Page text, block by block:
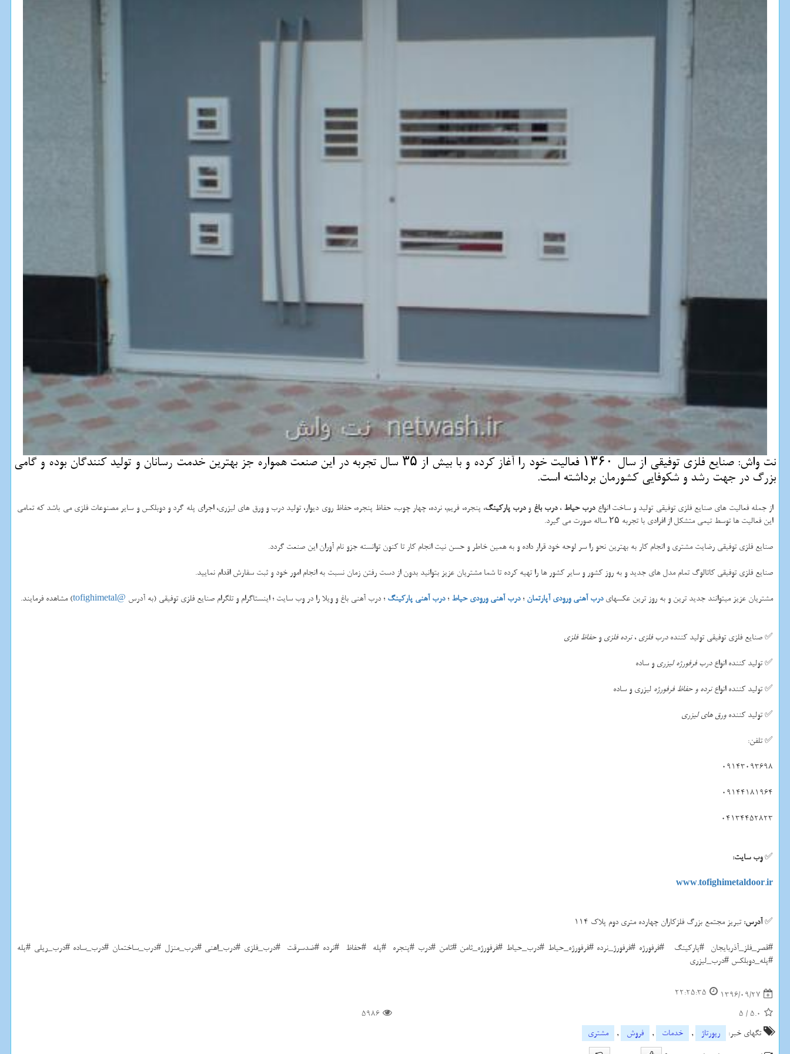
نت واش: صنایع فلزی توفیقی از سال ۱۳۶۰ فعالیت خود را آغاز كرده و با بیش از ۳۵ سال تجربه در این صنعت همواره جز بهترین خدمت رسانان و تولید كنندگان بوده و گامی
بزرگ در جهت رشد و شكوفایی كشورمان برداشته است.
از جمله فعالیت های صنایع فلزی توفیقی تولید و ساخت انواعدرب حیاط،درب باغ ودرب پارکینگ، پنجره، فریم، نرده، چهار چوب، حفاظ پنجره، حفاظ روی دیوار، تولید درب و ورق های لیزری، اجرای پله گرد و دوبلکس و سایر مصنوعات فلزی می باشد که تمامی
این فعالیت ها توسط تیمی متشکل از افرادی با تجربه ۲۵ ساله صورت می گیرد.
صنایع فلزی توفیقی رضایت مشتری و انجام کار به بهترین نحو را سر لوحه خود قرار داده و به همین خاطر و حسن نیت انجام کار تا کنون توانسته جزو نام آوران این صنعت گردد.
صنایع فلزی توفیقی کاتالوگ تمام مدل های جدید و به روز کشور و سایر کشور ها را تهیه کرده تا شما مشتریان عزیز بتوانید بدون از دست رفتن زمان نسبت به انجام امور خود و ثبت سفارش اقدام نمایید.
مشتریان عزیز میتوانند جدید ترین و به روز ترین عکسهایدرب آهنی ورودی آپارتمان؛درب آهنی ورودی حیاط؛درب آهنی پارکینگ؛ درب آهنی باغ و ویلا را در وب سایت ؛ اینستاگرام و تلگرام صنایع فلزی توفیقی (به آدرس @tofighimetal ) مشاهده فرمایند.
✅ صنایع فلزی توفیقی تولید کنندهدرب فلزی،نرده فلزیوحفاظ فلزی
✅ تولید کننده انواعدرب فرفورژه لیزریو ساده
✅ تولید کننده انواعنرده و حفاظ فرفورژه لیزری و ساده
✅ تولید کنندهورق های لیزری
✅ تلفن:
09143093698
09144181964
04134452823
✅وب سایت:
www.tofighimetaldoor.ir
✅آدرس:تبریز مجتمع بزرگ فلزکاران چهارده متری دوم پلاک 114
#قصر_فلز_آذربایجان #پارکینگ #فرفورژه #فرفورژ_نرده #فرفورژه_حیاط #درب_حیاط #فرفورژه_ثامن #ثامن #درب #پنجره #پله #حفاظ #نرده #ضدسرقت #درب_فلزی #درب_اهنی #درب_منزل #درب_ساختمان #درب_ساده #درب_ریلی #پله
#پله_دوبلکس #درب_لیزری
1396/09/27
22:25:35
5.0
/
5
5986
تگهای خبر:
رپورتاژ , خدمات , فروش ,
مشتری